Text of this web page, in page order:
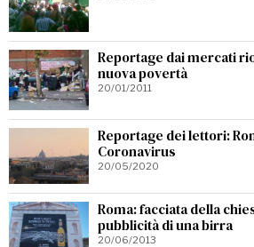
Reportage dai mercati
nuova povertà
20/01/2011
Reportage dei lettori:
Coronavirus
20/05/2020
Roma: facciata della
pubblicità di una birra
20/06/2013